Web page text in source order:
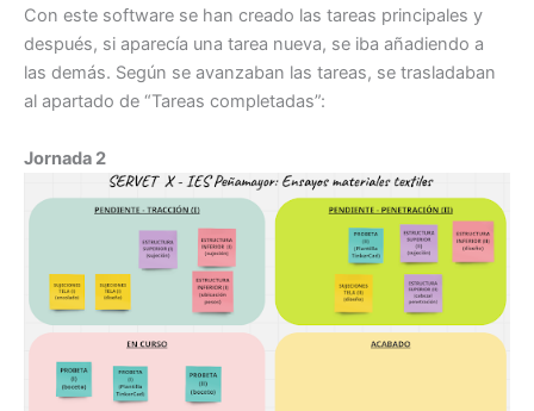
Con este software se han creado las tareas principales y
después, si aparecía una tarea nueva, se iba añadiendo a
las demás. Según se avanzaban las tareas, se trasladaban
al apartado de “Tareas completadas”:
Jornada 2